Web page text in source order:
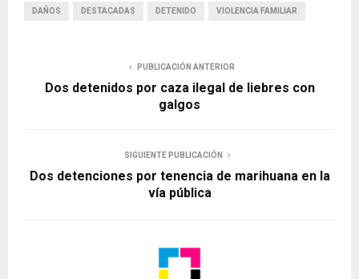
DAÑOS DESTACADAS DETENIDO VIOLENCIA FAMILIAR
PUBLICACIÓN ANTERIOR
Dos detenidos por caza ilegal de liebres con
galgos
SIGUIENTE PUBLICACIÓN
Dos detenciones por tenencia de marihuana en la
vía pública